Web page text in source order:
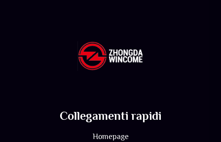
Collegamenti rapidi
Homepage